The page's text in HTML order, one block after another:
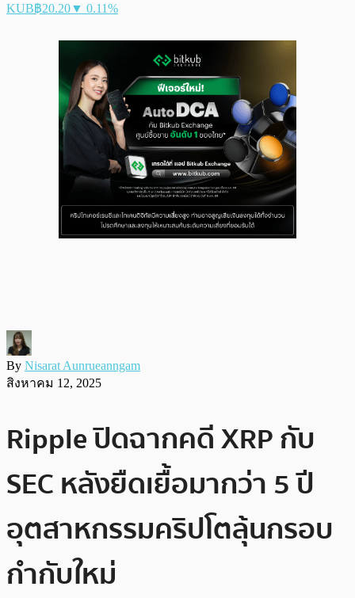
KUB฿20.20▼ 0.11%
By Nisarat Aunrueanngam
สิงหาคม 12, 2025
Ripple ปิดฉากคดี XRP กับ
SEC หลังยืดเยื้อมากว่า 5 ปี
อุตสาหกรรมคริปโตลุ้นกรอบ
กำกับใหม่